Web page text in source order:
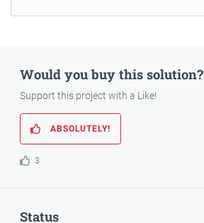
Would you buy this solution?
Support this project with a Like!
ABSOLUTELY!
3
Status